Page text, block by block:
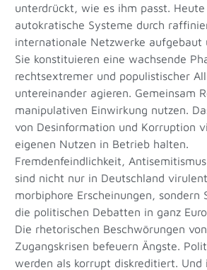
unterdrückt, wie es ihm passt.
autokratische Systeme durch
internationale Netzwerke aufgebaut
Sie konstituieren eine wachsende
rechtsextremer und populistischer
untereinander agieren. Gemeinsam
manipulativen Einwirkung nutzen.
von Desinformation und Korruption
eigenen Nutzen in Betrieb halten.
Fremdenfeindlichkeit,
sind nicht nur in Deutschland
morbiphore Erscheinungen, sondern
die politischen Debatten in ganz
Die rhetorischen Beschwörungen
Zugangskrisen befeuern Ängste.
werden als korrupt diskreditiert. Und